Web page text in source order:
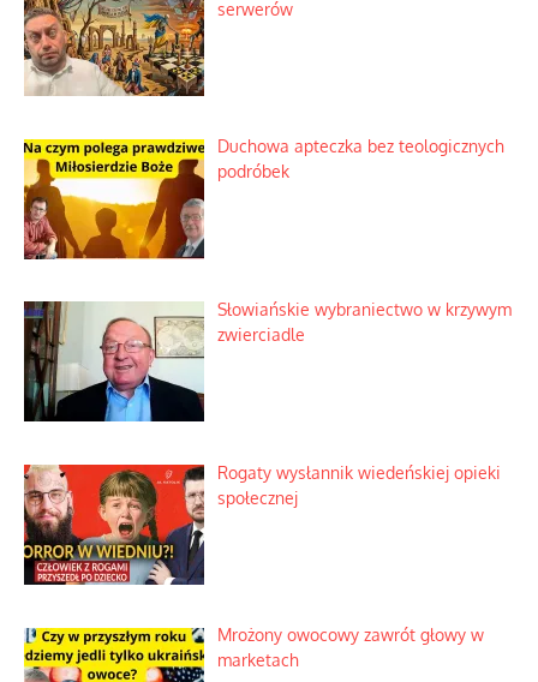
serwerów
Duchowa apteczka bez teologicznych
podróbek
Słowiańskie wybraniectwo w krzywym
zwierciadle
Rogaty wysłannik wiedeńskiej opieki
społecznej
Mrożony owocowy zawrót głowy w
marketach